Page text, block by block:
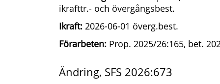
ikrafttr.- och övergångsbest.
Ikraft: 2026-06-01 överg.best.
Förarbeten: Prop. 2025/26:165, bet.
Ändring, SFS 2026:673